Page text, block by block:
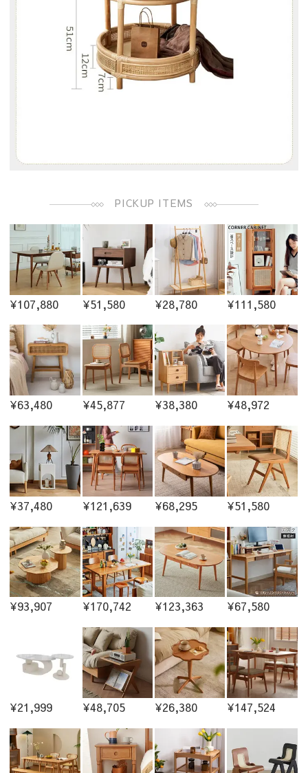
PICKUP ITEMS
¥107,880 ¥51,580 ¥28,780 ¥111,580
¥63,480 ¥45,877 ¥38,380 ¥48,972
¥37,480 ¥121,639 ¥68,295 ¥51,580
¥93,907 ¥170,742 ¥123,363 ¥67,580
¥21,999 ¥48,705 ¥26,380 ¥147,524